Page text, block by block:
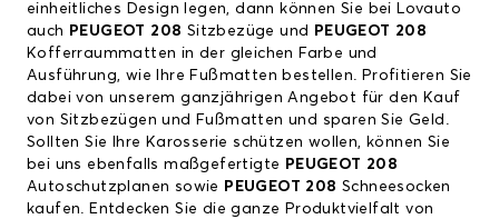
einheitliches Design legen, dann können Sie bei Lovauto
auch PEUGEOT 208 Sitzbezüge und
PEUGEOT 208
Kofferraummatten in der gleichen Farbe und
Ausführung, wie Ihre Fußmatten bestellen. Profitieren Sie
dabei von unserem ganzjährigen Angebot für den Kauf
von Sitzbezügen und Fußmatten und sparen Sie Geld.
Sollten Sie Ihre Karosserie schützen wollen, können Sie
bei uns ebenfalls maßgefertigte PEUGEOT 208
Autoschutzplanen sowie PEUGEOT 208Schneesocken
kaufen. Entdecken Sie die ganze Produktvielfalt von